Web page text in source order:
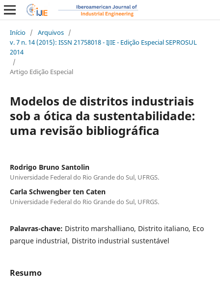
Início / Arquivos /
v. 7 n. 14 (2015): ISSN 21758018 - IJIE - Edição Especial SEPROSUL
2014
/
Artigo Edição Especial
Modelos de distritos industriais
sob a ótica da sustentabilidade:
uma revisão bibliográfica
Rodrigo Bruno Santolin
Universidade Federal do Rio Grande do Sul, UFRGS.
Carla Schwengber ten Caten
Universidade Federal do Rio Grande do Sul, UFRGS.
Palavras-chave: Distrito marshalliano, Distrito italiano, Eco
parque industrial, Distrito industrial sustentável
Resumo